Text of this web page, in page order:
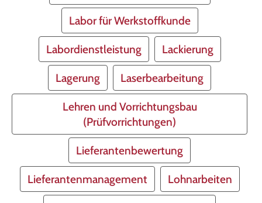
Labor für Werkstoffkunde
Labordienstleistung Lackierung
Lagerung Laserbearbeitung
Lehren und Vorrichtungsbau
(Prüfvorrichtungen)
Lieferantenbewertung
Lieferantenmanagement Lohnarbeiten